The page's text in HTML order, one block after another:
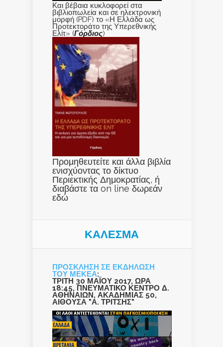
Και βέβαια κυκλοφορεί στα
βιβλιοπωλεία και σε ηλεκτρονική
μορφή (PDF) το «Η Ελλάδα ως
Προτεκτοράτο της Υπερεθνικής
Ελίτ» (Γόρδιος)
Προμηθευτείτε και άλλα βιβλία
ενισχύοντας το δίκτυο
Περιεκτικής Δημοκρατίας, ή
διαβάστε τα on line δωρεάν
εδώ
ΚΑΛΕΣΜΑ
ΠΡΟΣΚΛΗΣΗ ΣΕ ΕΚΔΗΛΩΣΗ
ΤΟΥ ΜΕΚΕΑ:
ΤΡΙΤΗ 30 ΜΑΪΟΥ 2017, ΩΡΑ
18:45, ΠΝΕΥΜΑΤΙΚΟ ΚΕΝΤΡΟ Δ.
ΑΘΗΝΑΙΩΝ, ΑΚΑΔΗΜΙΑΣ 50,
ΑΙΘΟΥΣΑ "Α. ΤΡΙΤΣΗΣ"